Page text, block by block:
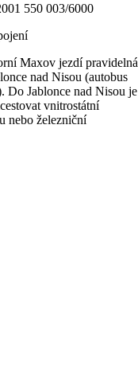
550 003/6000
Maxov jezdí pravidelná
nad Nisou (autobus
Do Jablonce nad Nisou je
vnitrostátní
nebo železniční